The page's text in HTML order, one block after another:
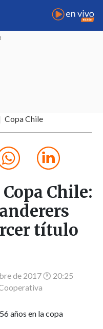
Copa Chile
Chile:
título
de 2017 🕐 20:25
años en la copa